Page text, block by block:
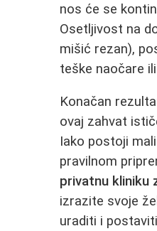
nos će se
Osetljivost na
mišić rezan),
teške naočare
Konačan
ovaj zahvat
Iako postoji
pravilnom
privatnu kliniku
izrazite svoje
uraditi i